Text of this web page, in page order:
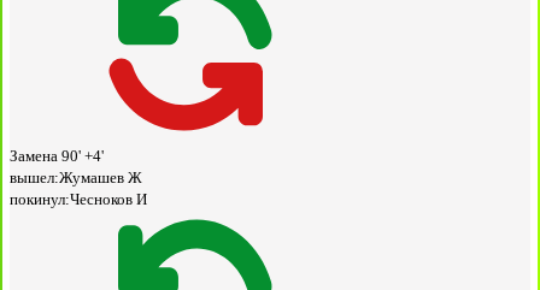
Замена 90' +4'
вышел:Жумашев Ж
покинул:Чесноков И